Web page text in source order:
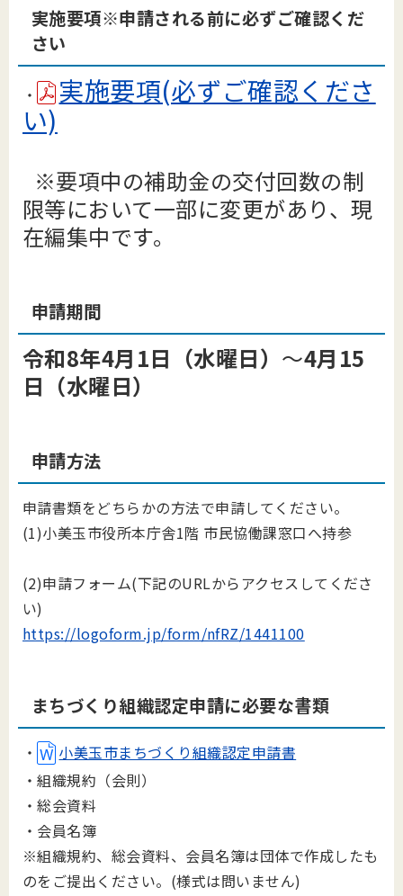
実施要項※申請される前に必ずご確認くだ
さい
・
実施要項(必ずご確認くださ
い)
※要項中の補助金の交付回数の制
限等において一部に変更があり、現
在編集中です。
申請期間
令和8年4月1日（水曜日） ～4月15
日（水曜日）
申請方法
申請書類をどちらかの方法で申請してください。
(1)小美玉市役所本庁舎1階 市民協働課窓口へ持参
(2)申請フォーム(下記のURLからアクセスしてくださ
い)
https://logoform.jp/form/nfRZ/1441100
まちづくり組織認定申請に必要な書類
・
小美玉市まちづくり組織認定申請書
・組織規約（会則）
・総会資料
・会員名簿
※組織規約、総会資料、会員名簿は団体で作成したも
のをご提出ください。(様式は問いません)